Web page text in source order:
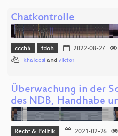
Chatkontrolle
ccchh tdoh 2022-08-27
khaleesi and viktor
Überwachung in der
des NDB, Handhabe
Recht & Politik 2021-02-26